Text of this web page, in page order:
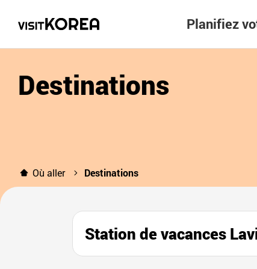
Planifiez
Destinations
Où aller Destinations
Station de vacances